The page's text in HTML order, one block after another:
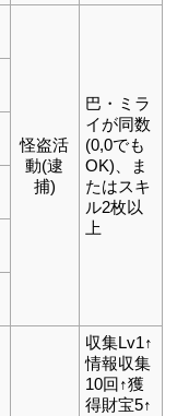
怪盗活
動(逮
捕)
巴・ミラ
イが同数
(0,0でも
OK)、ま
たはスキ
ル2枚以
上
収集Lv1↑
情報収集
10回↑獲
得財宝5↑